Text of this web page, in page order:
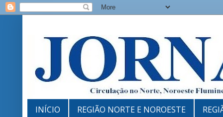
INÍCIO REGIÃO NORTE E NOROESTE